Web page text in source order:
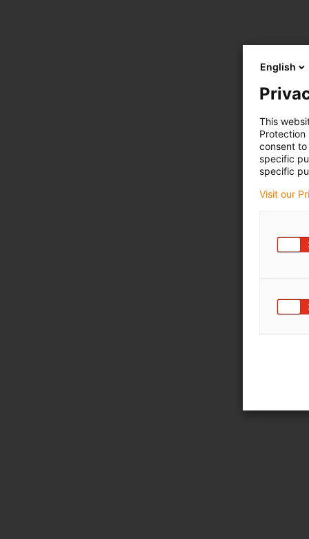
English
This
Protection
consent
specific
specific
Visit our